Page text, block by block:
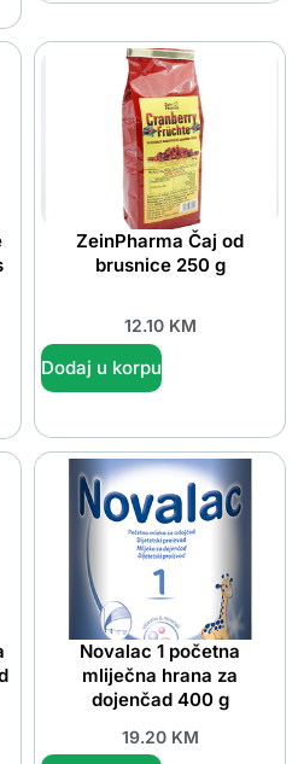
ZeinPharma Čaj od
brusnice 250 g
12.10 KM
Dodaj u korpu
Novalac 1 početna
mliječna hrana za
dojenčad 400 g
19.20 KM